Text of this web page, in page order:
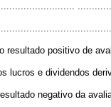
resultado positivo de
lucros e dividendos
negativo da